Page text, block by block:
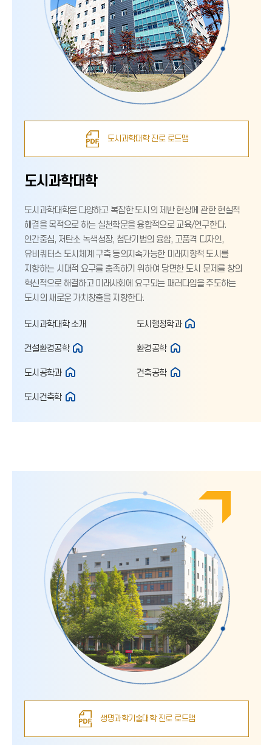
도시과학대학 진로 로드맵
도시과학대학
도시과학대학은 다양하고 복잡한 도시의 제반 현상에 관한 현실적
해결을 목적으로 하는 실천학문을 융합적으로 교육/연구한다.
인간중심, 저탄소 녹색성장, 첨단기법의 융합, 고품격 디자인,
유비쿼터스 도시체계 구축 등의지속가능한 미래지향적 도시를
지향하는 시대적 요구를 충족하기 위하여 당면한 도시 문제를 창의
혁신적으로 해결하고 미래사회에 요구되는 패러다임을 주도하는
도시의 새로운 가치창출을 지향한다.
도시과학대학 소개 도시행정학과
건설환경공학 환경공학
도시공학과 건축공학
도시건축학
생명과학기술대학 진로 로드맵